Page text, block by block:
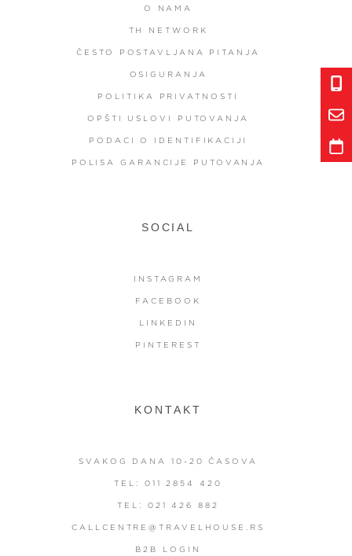
O NAMA
TH NETWORK
ČESTO POSTAVLJANA PITANJA
OSIGURANJA
POLITIKA PRIVATNOSTI
OPŠTI USLOVI PUTOVANJA
PODACI O IDENTIFIKACIJI
POLISA GARANCIJE PUTOVANJA
SOCIAL
INSTAGRAM
FACEBOOK
LINKEDIN
PINTEREST
KONTAKT
SVAKOG DANA 10-20 ČASOVA
TEL: 011 2854 420
TEL: 021 426 882
CALLCENTRE@TRAVELHOUSE.RS
B2B LOGIN